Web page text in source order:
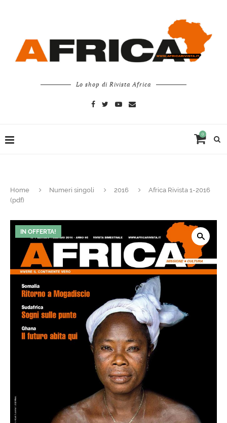
Lo shop di Rivista Africa
0
Home Numeri singoli 2016
Africa Rivista 1-2016
(pdf)
IN OFFERTA!